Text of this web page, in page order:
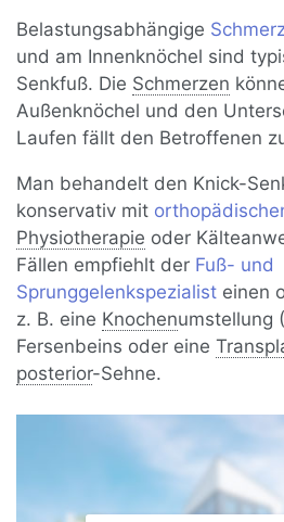
Belastungsabhängige
und am Innenknöchel sind
Senkfuß. Die Schmerzen
Außenknöchel und den
Laufen fällt den Betroffenen
Man behandelt den Knick-
konservativ mit
Physiotherapie oder
Fällen empfiehlt der Fuß- und
Sprunggelenkspezialist einen
z. B. eine Knochenumstellung (
Fersenbeins oder eine
posterior-Sehne.